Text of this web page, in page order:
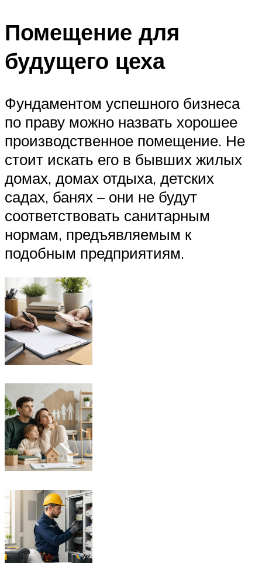
Помещение для
будущего цеха
Фундаментом успешного бизнеса
по праву можно назвать хорошее
производственное помещение. Не
стоит искать его в бывших жилых
домах, домах отдыха, детских
садах, банях – они не будут
соответствовать санитарным
нормам, предъявляемым к
подобным предприятиям.